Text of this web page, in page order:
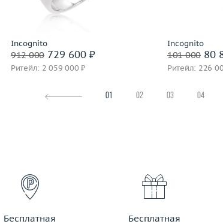
Incognito
912 000729 600 ₽
Ритейл: 2 059 000 ₽
Подробнее
Incognito
101 00080
Ритейл: 226
01 02 03 04
Бесплатная
Бесплатная